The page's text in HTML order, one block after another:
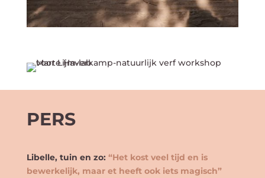
PERS
Libelle, tuin en zo: “Het kost veel tijd en is
bewerkelijk, maar et heeft ook iets magisch”